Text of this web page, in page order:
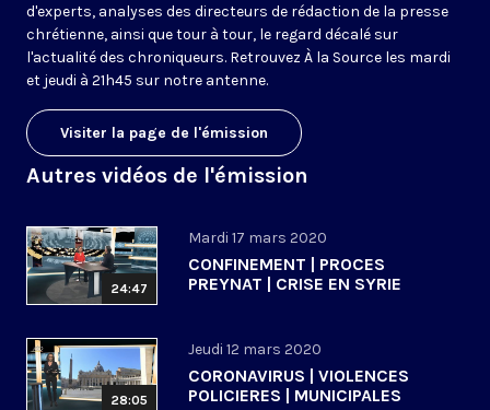
d'experts, analyses des directeurs de rédaction de la presse
chrétienne, ainsi que tour à tour, le regard décalé sur
l'actualité des chroniqueurs. Retrouvez À la Source les mardi
et jeudi à 21h45 sur notre antenne.
Visiter la page de l'émission
Autres vidéos de l'émission
24:47
Mardi 17 mars 2020
CONFINEMENT | PROCES
PREYNAT | CRISE EN SYRIE
28:05
Jeudi 12 mars 2020
CORONAVIRUS | VIOLENCES
POLICIERES | MUNICIPALES